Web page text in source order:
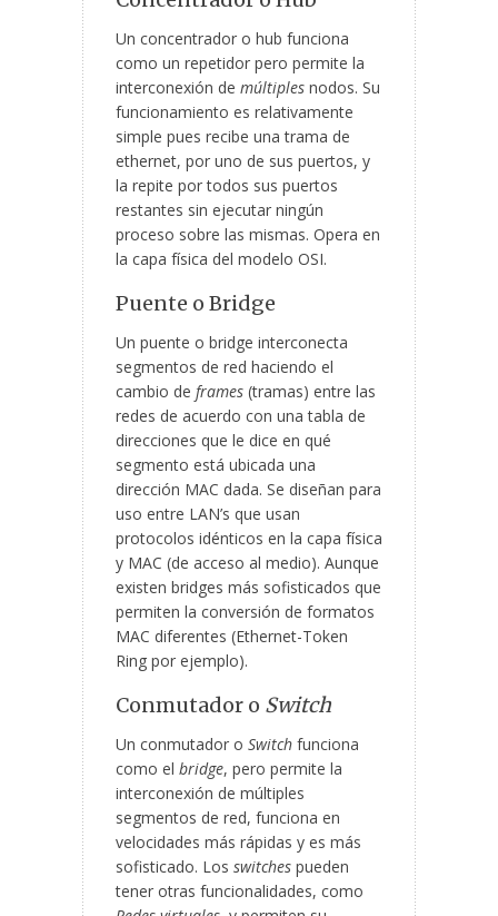
Un concentrador o hub funciona
como un repetidor pero permite la
interconexión de múltiples nodos. Su
funcionamiento es relativamente
simple pues recibe una trama de
ethernet, por uno de sus puertos, y
la repite por todos sus puertos
restantes sin ejecutar ningún
proceso sobre las mismas. Opera en
la capa física del modelo OSI.
Puente o Bridge
Un puente o bridge interconecta
segmentos de red haciendo el
cambio de frames (tramas) entre las
redes de acuerdo con una tabla de
direcciones que le dice en qué
segmento está ubicada una
dirección MAC dada. Se diseñan para
uso entre LAN’s que usan
protocolos idénticos en la capa física
y MAC (de acceso al medio). Aunque
existen bridges más sofisticados que
permiten la conversión de formatos
MAC diferentes (Ethernet-Token
Ring por ejemplo).
Conmutador o Switch
Un conmutador o Switch funciona
como el bridge, pero permite la
interconexión de múltiples
segmentos de red, funciona en
velocidades más rápidas y es más
sofisticado. Los switches pueden
tener otras funcionalidades, como